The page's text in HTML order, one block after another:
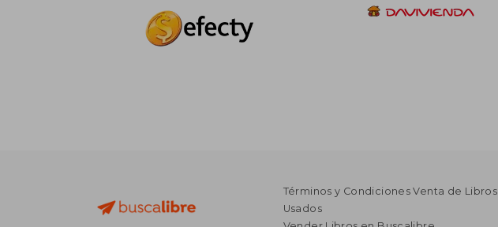
Términos y Condiciones Venta de Libros
Usados